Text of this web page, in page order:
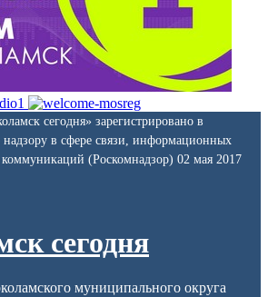
сегодня» зарегистрировано в
в сфере связи, информационных
(Роскомнадзор) 02 мая 2017
сегодня
муниципального округа